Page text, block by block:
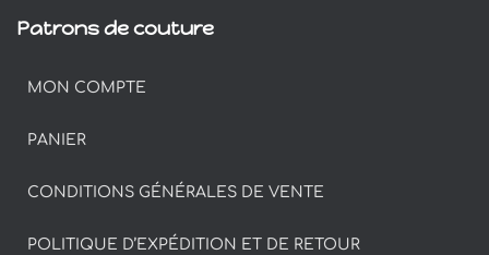
Patrons de couture
MON COMPTE
PANIER
CONDITIONS GÉNÉRALES DE VENTE
POLITIQUE D’EXPÉDITION ET DE RETOUR